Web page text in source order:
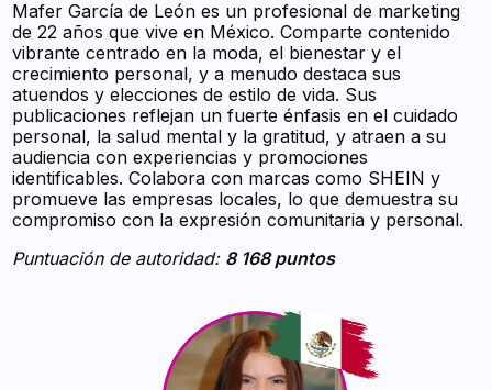
Mafer García de León es un profesional de marketing
de 22 años que vive en México. Comparte contenido
vibrante centrado en la moda, el bienestar y el
crecimiento personal, y a menudo destaca sus
atuendos y elecciones de estilo de vida. Sus
publicaciones reflejan un fuerte énfasis en el cuidado
personal, la salud mental y la gratitud, y atraen a su
audiencia con experiencias y promociones
identificables. Colabora con marcas como SHEIN y
promueve las empresas locales, lo que demuestra su
compromiso con la expresión comunitaria y personal.
Puntuación de autoridad: 8 168 puntos